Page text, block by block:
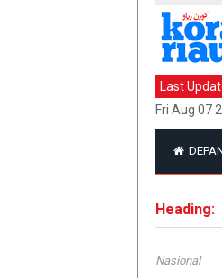
Last
Fri Aug 07
Heading:
Nasional